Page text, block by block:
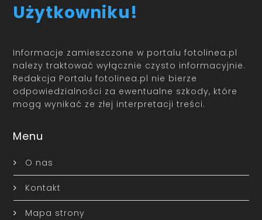
Użytkowniku!
Informacje zamieszczone w portalu fotolinea.pl
należy traktować wyłącznie czysto informacyjnie.
Redakcja Portalu fotolinea.pl nie bierze
odpowiedzialności za ewentualne szkody, które
mogą wynikać ze złej interpretacji treści.
Menu
O nas
Kontakt
Mapa strony